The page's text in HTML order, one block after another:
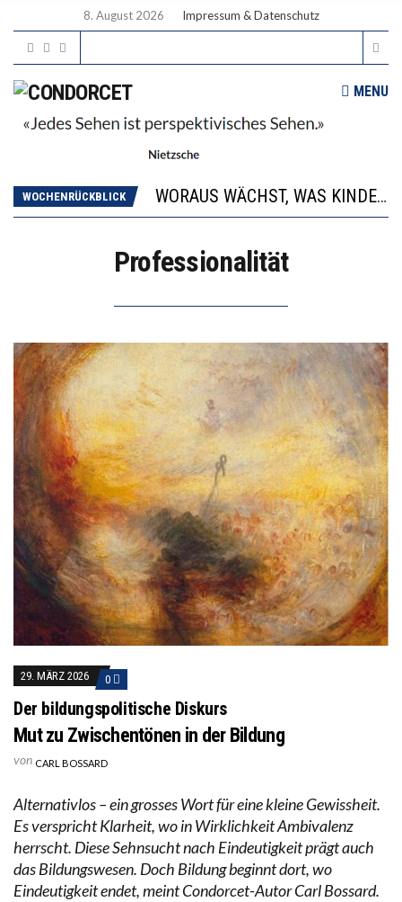
8. August 2026 Impressum & Datenschutz
MENU
WOCHENRÜCKBLICK
WORAUS WÄCHST, WAS KINDER TRÄGT
“WIR BEOBACHTEN EINEN REGELRECHTEN STURZFLUG BEI DEN LERNLEISTUNGEN”
Professionalität
29. MÄRZ 2026 0
Der bildungspolitische Diskurs
Mut zu Zwischentönen in der Bildung
von CARL BOSSARD
Alternativlos – ein grosses Wort für eine kleine Gewissheit.
Es verspricht Klarheit, wo in Wirklichkeit Ambivalenz
herrscht. Diese Sehnsucht nach Eindeutigkeit prägt auch
das Bildungswesen. Doch Bildung beginnt dort, wo
Eindeutigkeit endet, meint Condorcet-Autor Carl Bossard.